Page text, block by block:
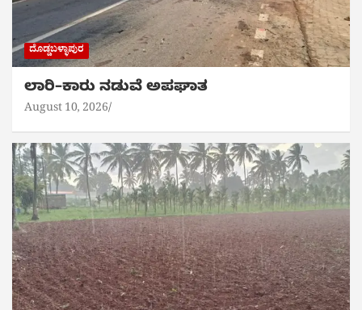
ದೊಡ್ಡಬಳ್ಳಾಪುರ
ಲಾರಿ–ಕಾರು ನಡುವೆ ಅಪಘಾತ
August 10, 2026